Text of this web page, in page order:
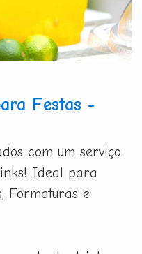
Festas -
com um serviço
Ideal para
Formaturas e